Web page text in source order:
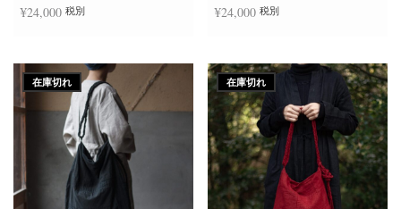
¥24,000 税別 ¥24,000 税別
在庫切れ 在庫切れ